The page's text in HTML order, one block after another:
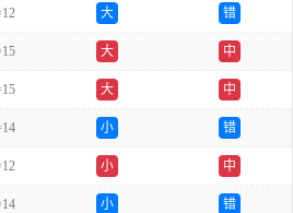
大 错
大 中
大 中
小 错
小 中
小 错